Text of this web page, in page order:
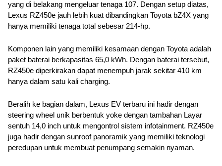
yang di belakang mengeluar tenaga 107. Dengan setup diatas,
Lexus RZ450e jauh lebih kuat dibandingkan Toyota bZ4X yang
hanya memiliki tenaga total sebesar 214-hp.
Komponen lain yang memiliki kesamaan dengan Toyota adalah
paket baterai berkapasitas 65,0 kWh. Dengan baterai tersebut,
RZ450e diperkirakan dapat menempuh jarak sekitar 410 km
hanya dalam satu kali charging.
Beralih ke bagian dalam, Lexus EV terbaru ini hadir dengan
steering wheel unik berbentuk yoke dengan tambahan Layar
sentuh 14,0 inch untuk mengontrol sistem infotainment. RZ450e
juga hadir dengan sunroof panoramik yang memiliki teknologi
peredupan untuk membuat penumpang semakin nyaman.